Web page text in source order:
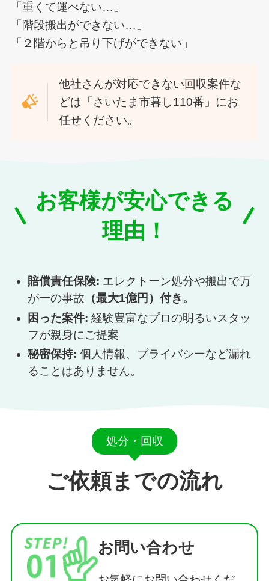
「重くて運べない…」
「階段搬出ができない…」
「２階からと吊り下げができない」
他社さんが対応できない回収案件な
どは「さいたま市暮し110番」にお
任せください。
お客様が安心できる
理由！
賠償責任保険: エレクトーン処分や搬出で万
が一の事故 （最大1億円）付き。
困った案件: 経験豊富なプロの明るいスタッ
フが親身にご提案
秘密保持: 個人情報、プライバシーなど漏れ
ることはありません。
処分・回収
ご依頼までの流れ
お問い合わせ